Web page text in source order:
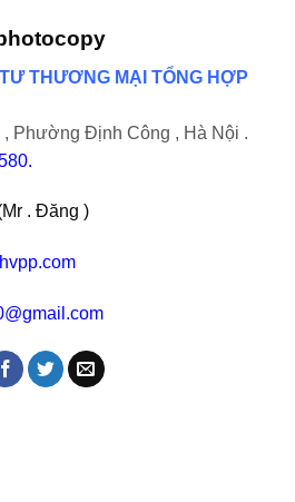
THƯƠNG MẠI TỔNG HỢP
, Phường Định Công , Hà Nội .
. Đăng )